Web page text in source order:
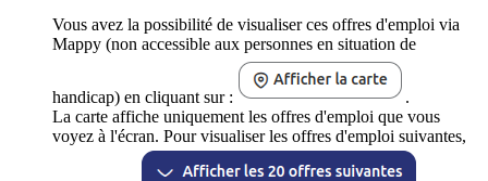
Vous avez la possibilité de visualiser ces offres d'emploi via
Mappy (non accessible aux personnes en situation de
handicap) en cliquant sur :
.
La carte affiche uniquement les offres d'emploi que vous
voyez à l'écran. Pour visualiser les offres d'emploi suivantes,